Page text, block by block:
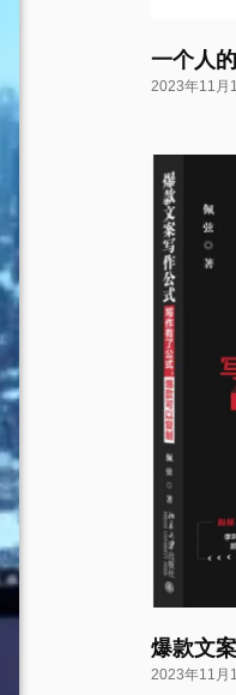
一个人
2023年11月
爆款文
2023年11月